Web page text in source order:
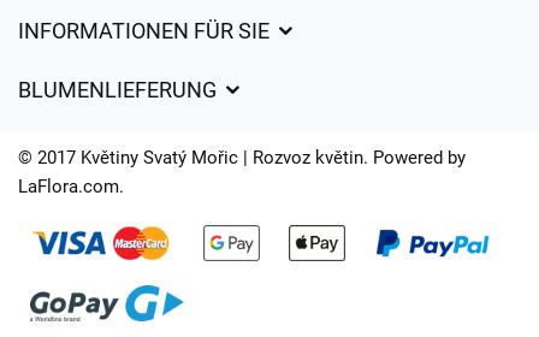
INFORMATIONEN FÜR SIE
Lieferzeiten für Blumen – Übersicht der Möglichkeiten
BLUMENLIEFERUNG
Wohin wir Blumen liefern
Kontakt
© 2017 Květiny Svatý Mořic | Rozvoz květin. Powered by
LaFlora.com.